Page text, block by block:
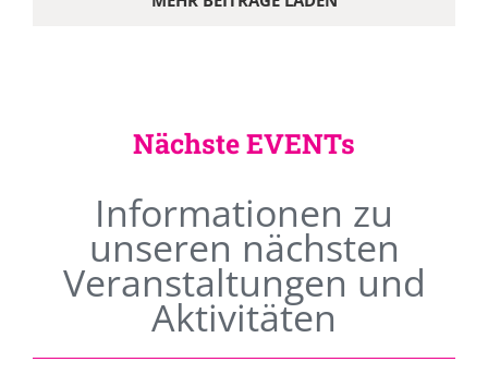
Nächste EVENTs
Informationen zu
unseren nächsten
Veranstaltungen und
Aktivitäten